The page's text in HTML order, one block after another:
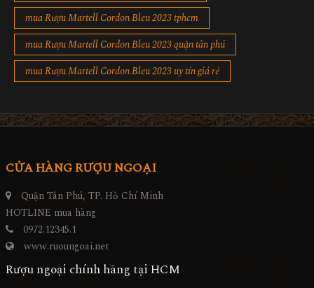
mua Rượu Martell Cordon Bleu 2023 tphcm
mua Rượu Martell Cordon Bleu 2023 quận tân phú
mua Rượu Martell Cordon Bleu 2023 uy tín giá rẻ
CỬA HÀNG RƯỢU NGOẠI
Quận Tân Phú, TP. Hồ Chí Minh
HOTLINE mua hàng
0972.12345.1
www.ruoungoai.net
Rượu ngoại chính hãng tại HCM